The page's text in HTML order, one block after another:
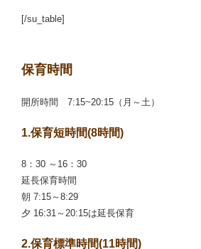
[/su_table]
保育時間
開所時間 7:15~20:15（月～土）
1.保育短時間(8時間)
8：30 ～16：30
延長保育時間
朝 7:15～8:29
夕 16:31～20:15は延長保育
2.保育標準時間(11時間)